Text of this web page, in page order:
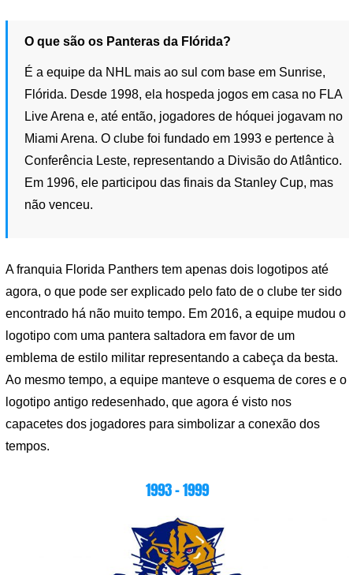
O que são os Panteras da Flórida?
É a equipe da NHL mais ao sul com base em Sunrise,
Flórida. Desde 1998, ela hospeda jogos em casa no FLA
Live Arena e, até então, jogadores de hóquei jogavam no
Miami Arena. O clube foi fundado em 1993 e pertence à
Conferência Leste, representando a Divisão do Atlântico.
Em 1996, ele participou das finais da Stanley Cup, mas
não venceu.
A franquia Florida Panthers tem apenas dois logotipos até
agora, o que pode ser explicado pelo fato de o clube ter sido
encontrado há não muito tempo. Em 2016, a equipe mudou o
logotipo com uma pantera saltadora em favor de um
emblema de estilo militar representando a cabeça da besta.
Ao mesmo tempo, a equipe manteve o esquema de cores e o
logotipo antigo redesenhado, que agora é visto nos
capacetes dos jogadores para simbolizar a conexão dos
tempos.
1993 – 1999